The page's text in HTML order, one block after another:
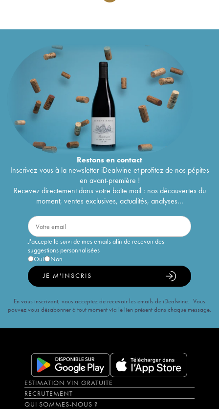
Restons encontact
Inscrivez-vous à la newsletter iDealwine et profitez de nos pépites
en avant-première !
Recevez directement dans votre boîte mail : nos découvertes du
moment, ventes exclusives, actualités, analyses...
J'accepte le suivi de mes emails afin de recevoir des
suggestions personnalisées
Oui
Non
JE M'INSCRIS
En vous inscrivant, vous acceptez de recevoir les emails de iDealwine. Vous
pouvez vous désabonner à tout moment via le lien présent dans chaque message.
ESTIMATION VIN GRATUITE
RECRUTEMENT
QUI SOMMES-NOUS ?